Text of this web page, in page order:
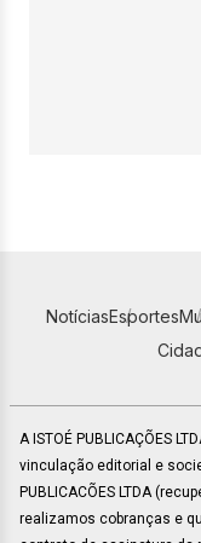
NotíciasEsportes
A ISTOÉ PUBLICAÇÕES
vinculação editorial e
PUBLICACÕES LTDA
realizamos cobranças e